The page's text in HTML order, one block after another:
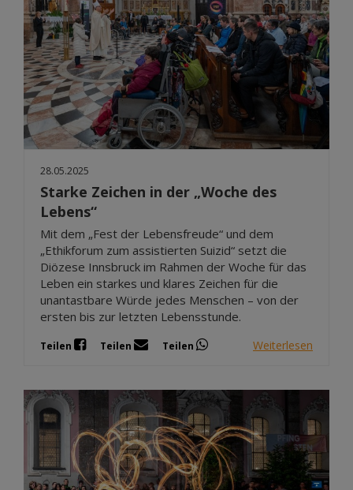
28.05.2025
Starke Zeichen in der „Woche des
Lebens“
Mit dem „Fest der Lebensfreude“ und dem
„Ethikforum zum assistierten Suizid“ setzt die
Diözese Innsbruck im Rahmen der Woche für das
Leben ein starkes und klares Zeichen für die
unantastbare Würde jedes Menschen – von der
ersten bis zur letzten Lebensstunde.
Teilen Teilen Teilen Weiterlesen